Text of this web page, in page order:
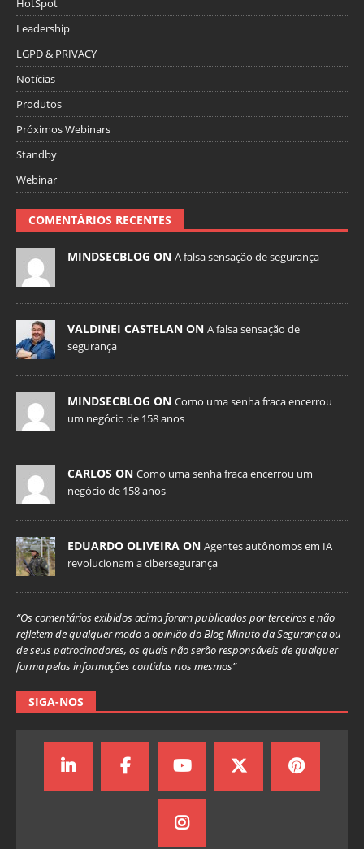
HotSpot
Leadership
LGPD & PRIVACY
Notícias
Produtos
Próximos Webinars
Standby
Webinar
COMENTÁRIOS RECENTES
MINDSECBLOG ON A falsa sensação de segurança
VALDINEI CASTELAN ON A falsa sensação de
segurança
MINDSECBLOG ON Como uma senha fraca encerrou
um negócio de 158 anos
CARLOS ON Como uma senha fraca encerrou um
negócio de 158 anos
EDUARDO OLIVEIRA ON Agentes autônomos em IA
revolucionam a cibersegurança
“Os comentários exibidos acima foram publicados por terceiros e não
refletem de qualquer modo a opinião do Blog Minuto da Segurança ou
de seus patrocinadores, os quais não serão responsáveis de qualquer
forma pelas informações contidas nos mesmos”
SIGA-NOS